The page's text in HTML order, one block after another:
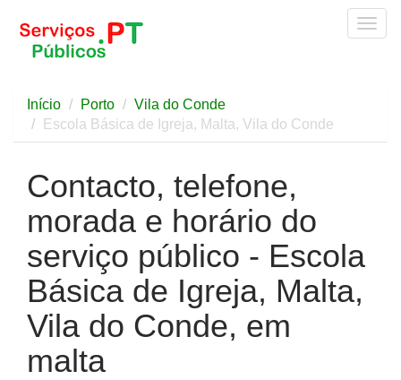
Início Porto
Vila do Conde
Escola Básica de Igreja, Malta, Vila do Conde
Contacto, telefone,
morada e horário do
serviço público - Escola
Básica de Igreja, Malta,
Vila do Conde, em
malta